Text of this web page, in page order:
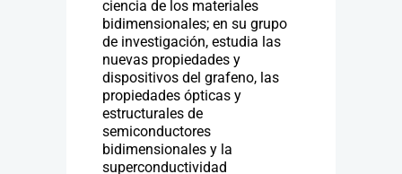
ciencia de los materiales
bidimensionales; en su grupo
de investigación, estudia las
nuevas propiedades y
dispositivos del grafeno, las
propiedades ópticas y
estructurales de
semiconductores
bidimensionales y la
superconductividad